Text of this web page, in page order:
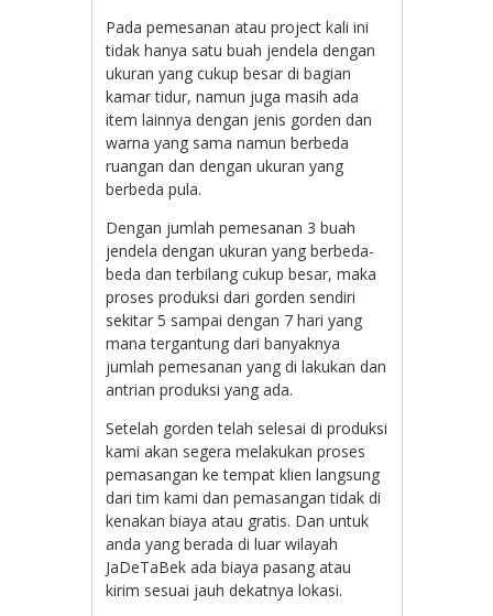
Pada pemesanan atau project kali ini
tidak hanya satu buah jendela dengan
ukuran yang cukup besar di bagian
kamar tidur, namun juga masih ada
item lainnya dengan jenis gorden dan
warna yang sama namun berbeda
ruangan dan dengan ukuran yang
berbeda pula.
Dengan jumlah pemesanan 3 buah
jendela dengan ukuran yang berbeda-
beda dan terbilang cukup besar, maka
proses produksi dari gorden sendiri
sekitar 5 sampai dengan 7 hari yang
mana tergantung dari banyaknya
jumlah pemesanan yang di lakukan dan
antrian produksi yang ada.
Setelah gorden telah selesai di produksi
kami akan segera melakukan proses
pemasangan ke tempat klien langsung
dari tim kami dan pemasangan tidak di
kenakan biaya atau gratis. Dan untuk
anda yang berada di luar wilayah
JaDeTaBek ada biaya pasang atau
kirim sesuai jauh dekatnya lokasi.